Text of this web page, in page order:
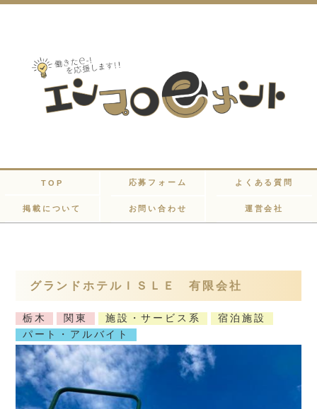
TOP 応募フォーム よくある質問
掲載について お問い合わせ 運営会社
グランドホテルＩＳＬＥ 有限会社
栃木 関東 施設・サービス系
宿泊施設
パート・アルバイト